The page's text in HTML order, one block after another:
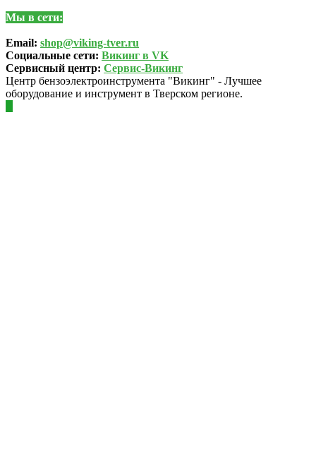
Мы в сети:
Email: shop@viking-tver.ru
Социальные сети: Викинг в VK
Сервисный центр: Сервис-Викинг
Центр бензоэлектроинструмента "Викинг" - Лучшее
оборудование и инструмент в Тверском регионе.